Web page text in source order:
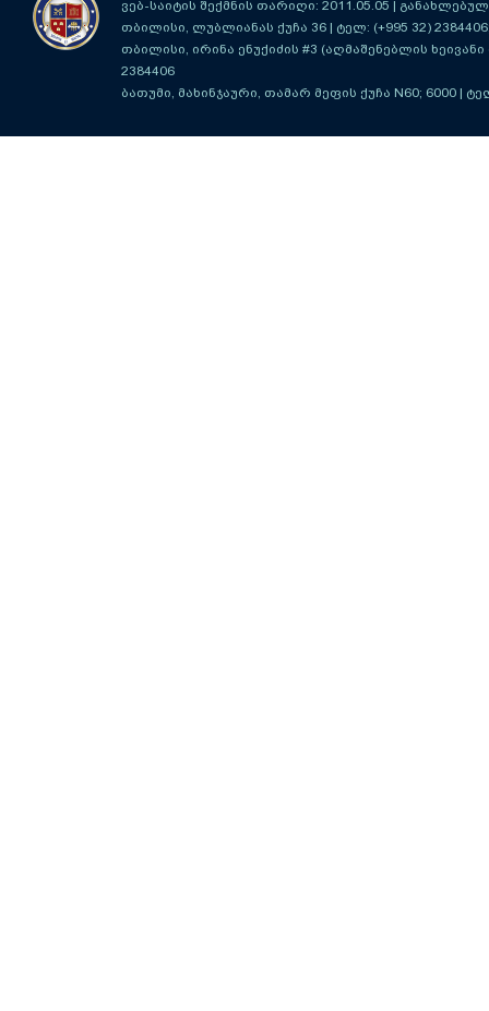
ვებ-საიტის შექმნის თარიღი: 2011.05.05 |
თბილისი, ლუბლიანას ქუჩა 36 | ტელ: (+995 32)
თბილისი, ირინა ენუქიძის #3 (აღმაშენებლის ხეივანი
2384406
ბათუმი, მახინჯაური, თამარ მეფის ქუჩა N60; 6000 |